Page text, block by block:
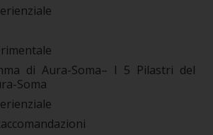
di Aura-Soma– I 5 Pilastri del
Soma